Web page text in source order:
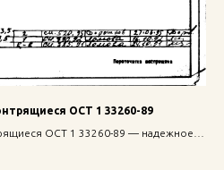
ОСТ 1 33260-89
ОСТ 1 33260-89 — надежное